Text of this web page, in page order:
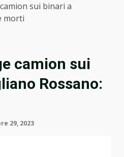
sui binari a
morti
camion sui
Rossano:
29, 2023